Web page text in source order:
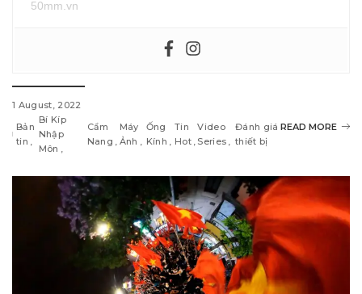
50mm.vn
1 August, 2022
Bản
tin
Bí Kíp
Nhập
Môn
Cẩm
Nang
Máy
Ảnh
Ống
Kính
Tin
Hot
Video
Series
Đánh giá
thiết bị
READ MORE